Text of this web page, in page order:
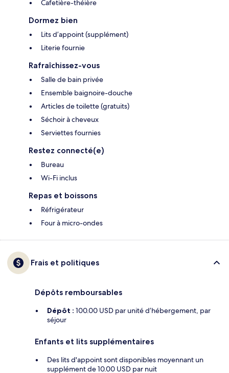
Cafetière-théière
Dormez bien
Lits d’appoint (supplément)
Literie fournie
Rafraîchissez-vous
Salle de bain privée
Ensemble baignoire-douche
Articles de toilette (gratuits)
Séchoir à cheveux
Serviettes fournies
Restez connecté(e)
Bureau
Wi-Fi inclus
Repas et boissons
Réfrigérateur
Four à micro-ondes
Frais et politiques
Dépôts remboursables
Dépôt : 100.00 USD par unité d’hébergement, par
séjour
Enfants et lits supplémentaires
Des lits d'appoint sont disponibles moyennant un
supplément de 10.00 USD par nuit